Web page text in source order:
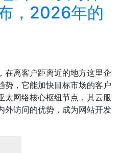
，2026年的
在离客户距离近的地方这里企
势，它能加快目标市场的客户
太网络核心枢纽节点，其云服
外访问的优势，成为网站开发